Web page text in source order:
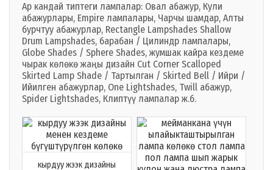
Ар кандай типтеги лампалар: Овал абажур, Кули
абажурлары, Empire лампалары, Чарчы шамдар, Алты
бурчтуу абажурлар, Rectangle Lampshades Shallow
Drum Lampshades, барабан / Цилиндр лампалары,
Globe Shades / Sphere Shades, жумшак кайра кездеме
чырак көлөкө жаңы дизайн Cut Corner Scalloped
Skirted Lamp Shade / Тартылган / Skirted Bell / Ийри /
Ийилген абажурлар, One Lightshades, Twill абажур,
Spider Lightshades, Клиптүү лампалар ж.б.
кырдуу жээк дизайны